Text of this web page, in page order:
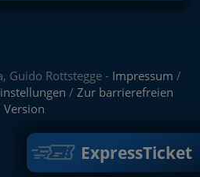
ExpressTicket
Guido Rottstegge - Impressum /
/ Zur barrierefreien
Version